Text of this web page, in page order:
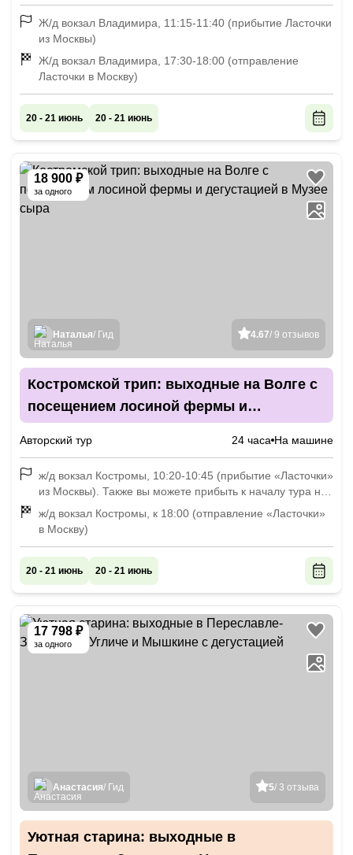
Ж/д вокзал Владимира, 11:15-11:40 (прибытие Ласточки
из Москвы)
Ж/д вокзал Владимира, 17:30-18:00 (отправление
Ласточки в Москву)
20 - 21 июнь 20 - 21 июнь
18 900 ₽
за одного
4.67/ 9 отзывов
Наталья/ Гид
Костромской трип: выходные на Волге с
посещением лосиной фермы и
Авторский тур 24 часа На машине
ж/д вокзал Костромы, 10:20-10:45 (прибытие «Ласточки»
из Москвы). Также вы можете прибыть к началу тура на
личном автомобиле
ж/д вокзал Костромы, к 18:00 (отправление «Ласточки»
в Москву)
20 - 21 июнь 20 - 21 июнь
17 798 ₽
за одного
5/ 3 отзыва
Анастасия/ Гид
Уютная старина: выходные в